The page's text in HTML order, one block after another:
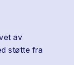
av
støtte fra